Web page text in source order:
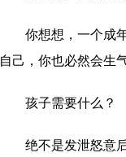
你想想，一个成
自己，你也必然会生
孩子需要什么？
绝不是发泄怒意